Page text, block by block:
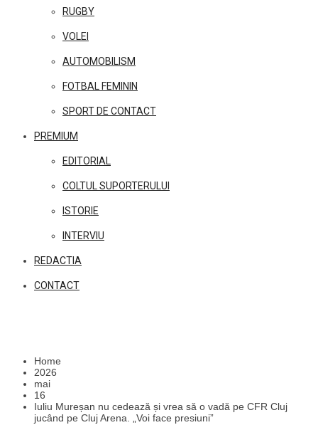
RUGBY
VOLEI
AUTOMOBILISM
FOTBAL FEMININ
SPORT DE CONTACT
PREMIUM
EDITORIAL
COLTUL SUPORTERULUI
ISTORIE
INTERVIU
REDACTIA
CONTACT
Home
2026
mai
16
Iuliu Mureșan nu cedează și vrea să o vadă pe CFR Cluj
jucând pe Cluj Arena. „Voi face presiuni”